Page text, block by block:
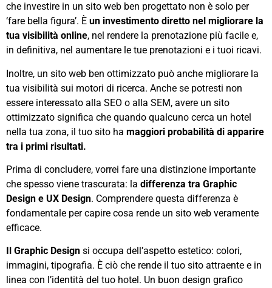
che investire in un sito web ben progettato non è solo per
‘fare bella figura’. È un investimento diretto nel migliorare la
tua visibilità online, nel rendere la prenotazione più facile e,
in definitiva, nel aumentare le tue prenotazioni e i tuoi ricavi.
Inoltre, un sito web ben ottimizzato può anche migliorare la
tua visibilità sui motori di ricerca. Anche se potresti non
essere interessato alla SEO o alla SEM, avere un sito
ottimizzato significa che quando qualcuno cerca un hotel
nella tua zona, il tuo sito ha maggiori probabilità di apparire
tra i primi risultati.
Prima di concludere, vorrei fare una distinzione importante
che spesso viene trascurata: la differenza tra Graphic
Design e UX Design. Comprendere questa differenza è
fondamentale per capire cosa rende un sito web veramente
efficace.
Il Graphic Design si occupa dell’aspetto estetico: colori,
immagini, tipografia. È ciò che rende il tuo sito attraente e in
linea con l’identità del tuo hotel. Un buon design grafico